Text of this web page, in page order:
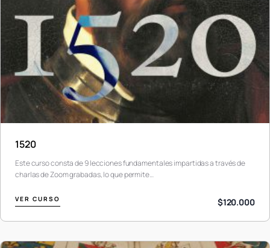
1520
Este curso consta de 9 lecciones fundamentales impartidas a través de
charlas de Zoom grabadas, lo que permite…
VER CURSO $120.000